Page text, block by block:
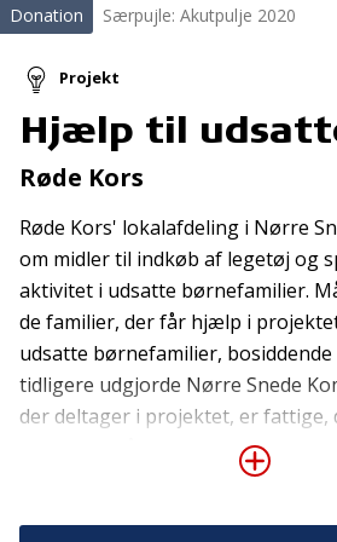
Klinik for
Donation Særpujle: Akutpulje 2020
Projekt
Hjælp til
Røde Kors
Røde Kors' lokalafdeling i Nørre
om midler til indkøb af legetøj og
aktivitet i udsatte børnefamilier.
de familier, der får hjælp i
udsatte børnefamilier,
tidligere udgjorde Nørre Snede
der deltager i projektet, er fattige,
forsørger på en
flexjob. De fleste har udover
Tilmeld nyhedsbrev
De seneste nyheder om TrygFondens